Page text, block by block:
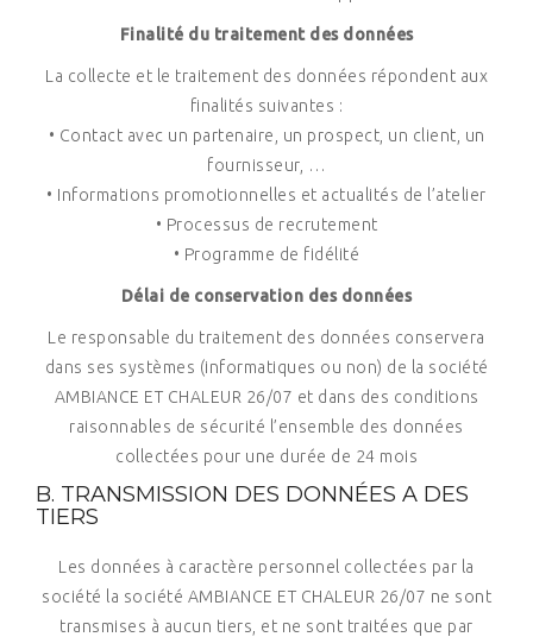
Finalité du traitement des données
La collecte et le traitement des données répondent aux
finalités suivantes :
• Contact avec un partenaire, un prospect, un client, un
fournisseur, …
• Informations promotionnelles et actualités de l’atelier
• Processus de recrutement
• Programme de fidélité
Délai de conservation des données
Le responsable du traitement des données conservera
dans ses systèmes (informatiques ou non) de la société
AMBIANCE ET CHALEUR 26/07 et dans des conditions
raisonnables de sécurité l’ensemble des données
collectées pour une durée de 24 mois
B. TRANSMISSION DES DONNÉES A DES
TIERS
Les données à caractère personnel collectées par la
société la société AMBIANCE ET CHALEUR 26/07 ne sont
transmises à aucun tiers, et ne sont traitées que par